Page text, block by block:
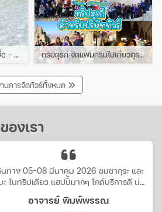
ทัวร์คุนหมิง ภูเขาหิมะเจี้ยวจื่อ - ชมดอกซากุระเขาหยวนทง 4วัน 3คืน ช่วง มีนาคม ทริปตุรกี จัดแฟมทริมไปเที่ยวตุรกีกับเหล่าบรรดาบริษัททัวร์ และเอเยนต์ทัวร์ ทริปนี้ขึ้นบอลลูนสนุกมาก
นการจัดทัวร์ทั้งหมด
องเรา
ทาง 05-08 มีนาคม 2026 ชมชากุระ และ
ะ ในทริปเดียว แฮปปี้มากๆ ไกด์บริการดี น่า
อาจารย์ พิมพ์พรรณ